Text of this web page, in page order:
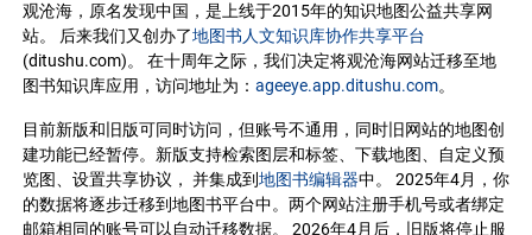
观沧海，原名发现中国，是上线于2015年的知识地图公益共享网
站。 后来我们又创办了地图书人文知识库协作共享平台
(ditushu.com)。 在十周年之际，我们决定将观沧海网站迁移至地
图书知识库应用，访问地址为： ageeye.app.ditushu.com。
目前新版和旧版可同时访问，但账号不通用，同时旧网站的地图创
建功能已经暂停。新版支持检索图层和标签、下载地图、自定义预
览图、设置共享协议， 并集成到地图书编辑器中。 2025年4月，你
的数据将逐步迁移到地图书平台中。两个网站注册手机号或者绑定
邮箱相同的账号可以自动迁移数据。 2026年4月后，旧版将停止服